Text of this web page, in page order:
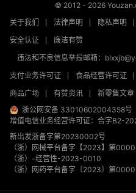
© 2012 - 2026
关于我们
法律声明 隐私声明
安全认证
廉洁有赞
违法和不良信息举报邮箱：
支付业务许可证
食品经营许可证
商品广场
有赞资讯 新零售文章
浙公网安备 33010602004358号
增值电信业务经营许可证：合字B2-
新出发浙备字第20230002号
（浙）网械平台备字【2023】第
（浙）-经营性-2023-0010
（浙）网药平台备字〔2023〕第